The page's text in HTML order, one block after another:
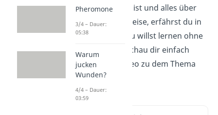
wie es aufgebaut ist und alles über
seine Funktionsweise, erfährst du in
diesem Artikel. Du willst lernen ohne
zu lesen? Dann schau dir einfach
unser kurzes Video zu dem Thema
an!
Pheromone
3/4 – Dauer:
05:38
Warum
jucken
Wunden?
4/4 – Dauer:
03:59